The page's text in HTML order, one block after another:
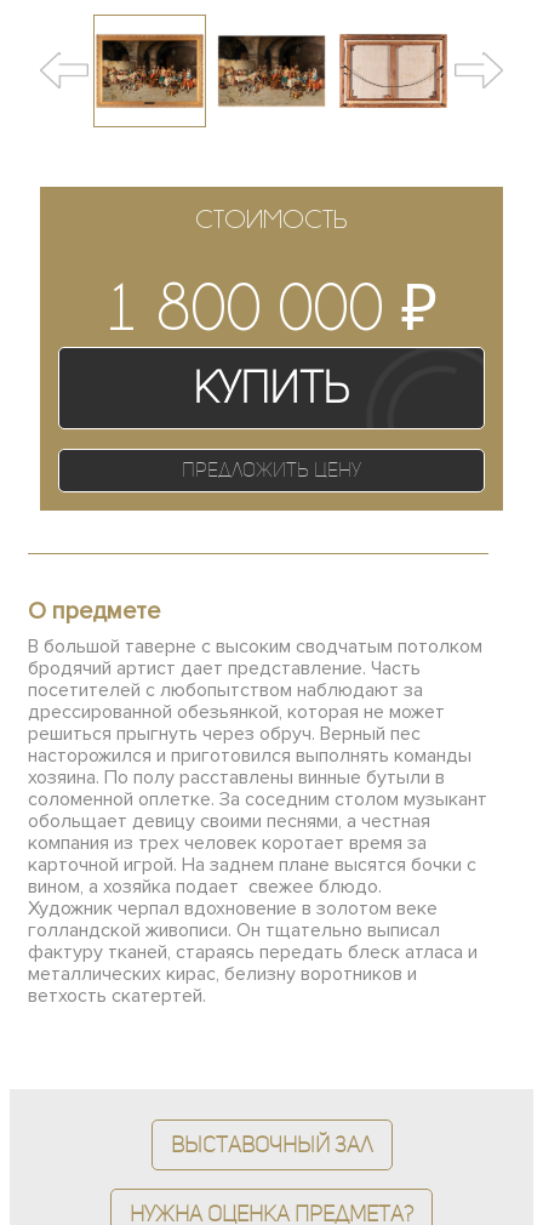
СТОИМОСТЬ
1 800 000₽
Купить
Предложить цену
О предмете
В большой таверне с высоким сводчатым потолком
бродячий артист дает представление. Часть
посетителей с любопытством наблюдают за
дрессированной обезьянкой, которая не может
решиться прыгнуть через обруч. Верный пес
насторожился и приготовился выполнять команды
хозяина. По полу расставлены винные бутыли в
соломенной оплетке. За соседним столом музыкант
обольщает девицу своими песнями, а честная
компания из трех человек коротает время за
карточной игрой. На заднем плане высятся бочки с
вином, а хозяйка подает свежее блюдо.
Художник черпал вдохновение в золотом веке
голландской живописи. Он тщательно выписал
фактуру тканей, стараясь передать блеск атласа и
металлических кирас, белизну воротников и
ветхость скатертей.
Выставочный зал
Нужна оценка предмета?